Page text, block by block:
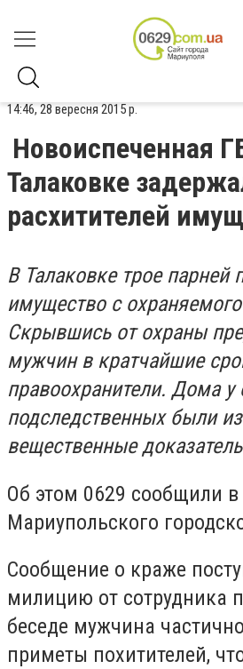
14:46, 28 вересня 2015 р.
Новоиспеченная
Талаковке
расхитителей
В Талаковке трое парней
имущество с
Скрывшись от охраны
мужчин в кратчайшие
правоохранители. Дома у
подследственных были
вещественные
Об этом 0629 сообщили в
Мариупольского
Сообщение о краже
милицию от сотрудника
беседе мужчина
приметы похитителей,